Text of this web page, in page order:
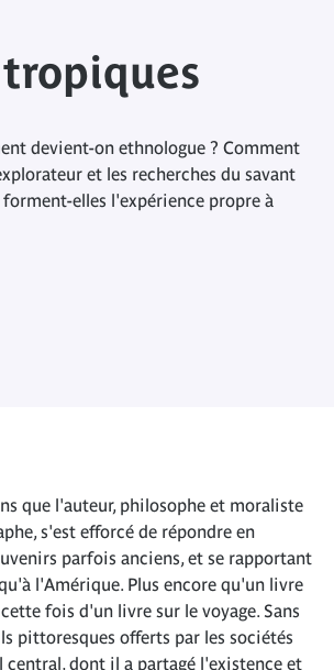
devient-on ethnologue ? Comment
et les recherches du savant
elles l'expérience propre à
que l'auteur, philosophe et moraliste
s'est efforcé de répondre en
parfois anciens, et se rapportant
l'Amérique. Plus encore qu'un livre
fois d'un livre sur le voyage. Sans
pittoresques offerts par les sociétés
central, dont il a partagé l'existence et